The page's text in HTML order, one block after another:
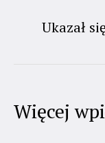
Ukazał
Więcej